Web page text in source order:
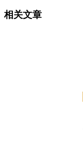
相关文章